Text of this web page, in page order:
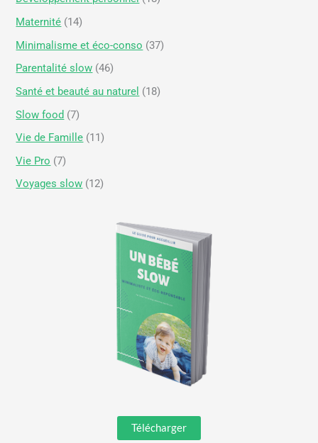
Maternité (14)
Minimalisme et éco-conso (37)
Parentalité slow (46)
Santé et beauté au naturel (18)
Slow food (7)
Vie de Famille (11)
Vie Pro (7)
Voyages slow (12)
Télécharger